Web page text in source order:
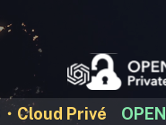
・Cloud Privé